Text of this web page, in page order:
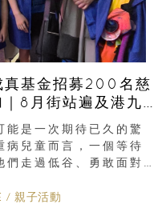
真基金招募200名慈
8月街站遍及港九
能是一次期待已久的驚
病兒童而言，一個等待
們走過低谷、勇敢面對
/ 親子活動